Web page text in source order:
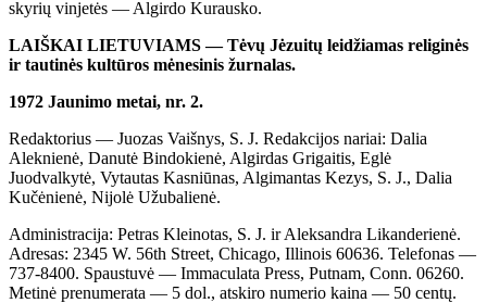
skyrių vinjetės — Algirdo Kurausko.
LAIŠKAI LIETUVIAMS — Tėvų Jėzuitų leidžiamas religinės
ir tautinės kultūros mėnesinis žurnalas.
1972 Jaunimo metai, nr. 2.
Redaktorius — Juozas Vaišnys, S. J. Redakcijos nariai: Dalia
Aleknienė, Danutė Bindokienė, Algirdas Grigaitis, Eglė
Juodvalkytė, Vytautas Kasniūnas, Algimantas Kezys, S. J., Dalia
Kučėnienė, Nijolė Užubalienė.
Administracija: Petras Kleinotas, S. J. ir Aleksandra Likanderienė.
Adresas: 2345 W. 56th Street, Chicago, Illinois 60636. Telefonas —
737-8400. Spaustuvė — Immaculata Press, Putnam, Conn. 06260.
Metinė prenumerata — 5 dol., atskiro numerio kaina — 50 centų.